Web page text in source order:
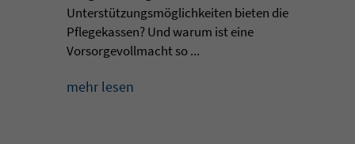
Unterstützungsmöglichkeiten bieten die
Pflegekassen? Und warum ist eine
Vorsorgevollmacht so ...
mehr lesen